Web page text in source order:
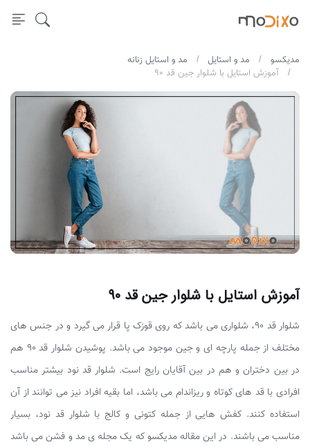
مدیکسو مد و استایل
مد و استایل زنانه
آموزش استایل با شلوار جین قد 90
آموزش استایل با شلوار جین قد 90
شلوار قد ۹۰، شلواری می باشد که روی قوزک پا قرار می گیرد و در جنس های
مختلف از جمله پارچه ای و جین موجود می باشد. پوشیدن شلوار قد ۹۰ هم
در بین دختران و هم در بین آقایان رایج است. شلوار قد نود بیشتر مناسب
افرادی با قد های کوتاه و ریزاندام می باشد، اما بقیه افراد نیز می توانند از آن
استفاده کنند. کفش هایی از جمله کتونی و کالج با شلوار قد نود، بسیار
مناسب می باشند. در این مقاله مدیکسو که یک مجله ی مد و فشن می باشد